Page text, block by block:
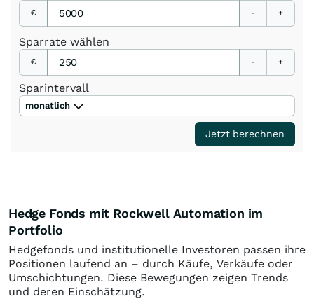
€ - +
Sparrate wählen
€ - +
Sparintervall
monatlich
Jetzt berechnen
Hedge Fonds mit Rockwell Automation im
Portfolio
Hedgefonds und institutionelle Investoren passen ihre
Positionen laufend an – durch Käufe, Verkäufe oder
Umschichtungen. Diese Bewegungen zeigen Trends
und deren Einschätzung.